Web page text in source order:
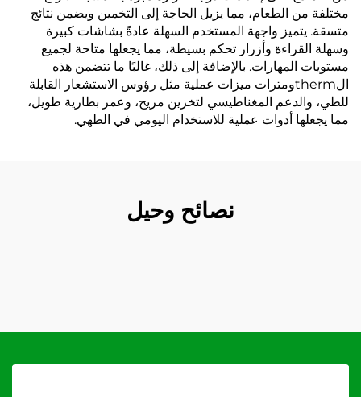
مختلفة من الطعام، مما يزيل الحاجة إلى التخمين ويضمن نتائج
متسقة. يتميز واجهة المستخدم السهلة عادةً بشاشات كبيرة
وسهلة القراءة وأزرار تحكم بسيطة، مما يجعلها متاحة لجميع
مستويات المهارات. بالإضافة إلى ذلك، غالبًا ما تتضمن هذه
الthermومترات ميزات عملية مثل رؤوس الاستشعار القابلة
للطي، والدعم المغناطيسي لتخزين مريح، وعمر بطارية طويل،
مما يجعلها أدوات عملية للاستخدام اليومي في الطهي.
نصائح وحيل